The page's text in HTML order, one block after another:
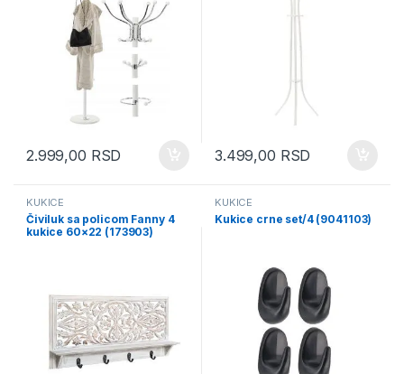
2.999,00 RSD 3.499,00 RSD
KUKICE
Čiviluk sa policom Fanny 4
kukice 60×22 (173903)
KUKICE
Kukice crne set/4 (9041103)